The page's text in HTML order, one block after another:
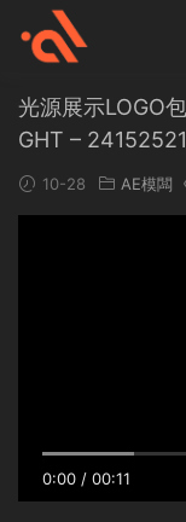
光源展示LOGO
GHT – 24152521
10-28 AE模闆
0:00 / 00:11